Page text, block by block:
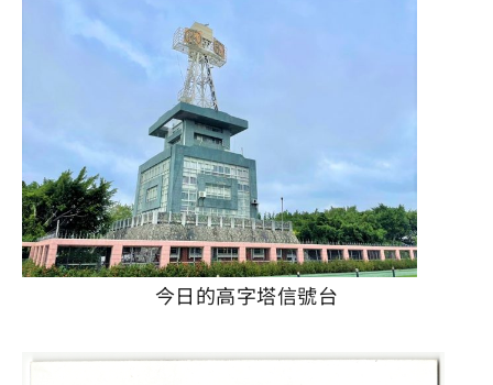
今日的高字塔信號台